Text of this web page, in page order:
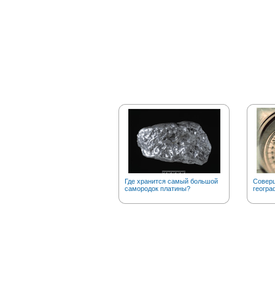
Где хранится самый большой
самородок платины?